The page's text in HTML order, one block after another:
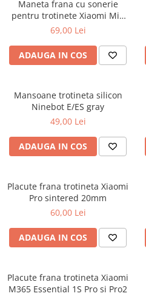
Maneta frana cu sonerie
pentru trotinete Xiaomi Mi4
Pro
69,00 Lei
ADAUGA IN COS
Mansoane trotineta silicon
Ninebot E/ES gray
49,00 Lei
ADAUGA IN COS
Placute frana trotineta Xiaomi
Pro sintered 20mm
60,00 Lei
ADAUGA IN COS
Placute frana trotineta Xiaomi
M365 Essential 1S Pro si Pro2